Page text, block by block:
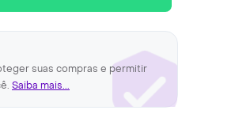
suas compras e permitir
Saiba mais...